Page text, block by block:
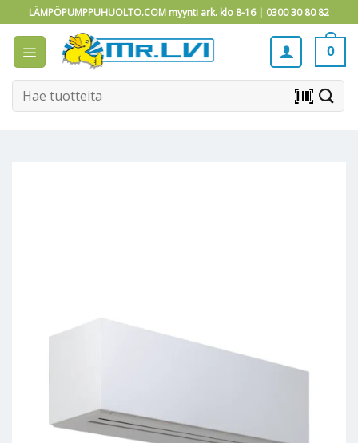
to
content
LÄMPÖPUMPPUHUOLTO.COM myynti ark. klo 8-16 | 0300 30 80 82
0
Etsi: barcode_scanner